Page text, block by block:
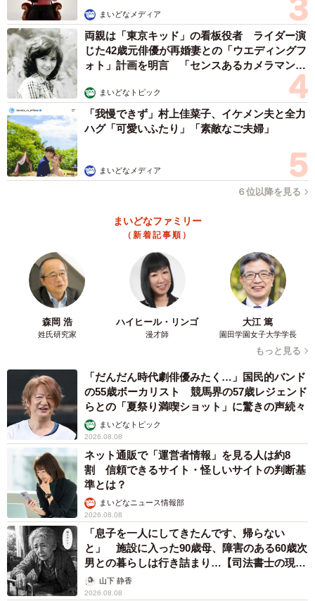
まいどなメディア
両親は「東京キッド」の看板役者 ライダー演
じた42歳元俳優が再婚妻との「ウエディングフ
ォト」計画を明言 「センスあるカメラマン求
まいどなトピック
「我慢できず」村上佳菜子、イケメン夫と全力
ハグ「可愛いふたり」「素敵なご夫婦」
まいどなメディア
６位以降を見る
まいどなファミリー
（新着記事順）
森岡 浩
姓氏研究家
ハイヒール・リンゴ
漫才師
大江 篤
園田学園女子大学学長
もっと見る
「だんだん時代劇俳優みたく…」国民的バンド
の55歳ボーカリスト 競馬界の57歳レジェンド
らとの「夏祭り満喫ショット」に驚きの声続々
まいどなトピック
2026.08.08
ネット通販で「運営者情報」を見る人は約8
割 信頼できるサイト・怪しいサイトの判断基
準とは？
まいどなニュース情報部
2026.08.08
「息子を一人にしてきたんです、帰らない
と」 施設に入った90歳母、障害のある60歳次
男との暮らしは行き詰まり…【司法書士の現場
から】山下 静香
2026.08.08